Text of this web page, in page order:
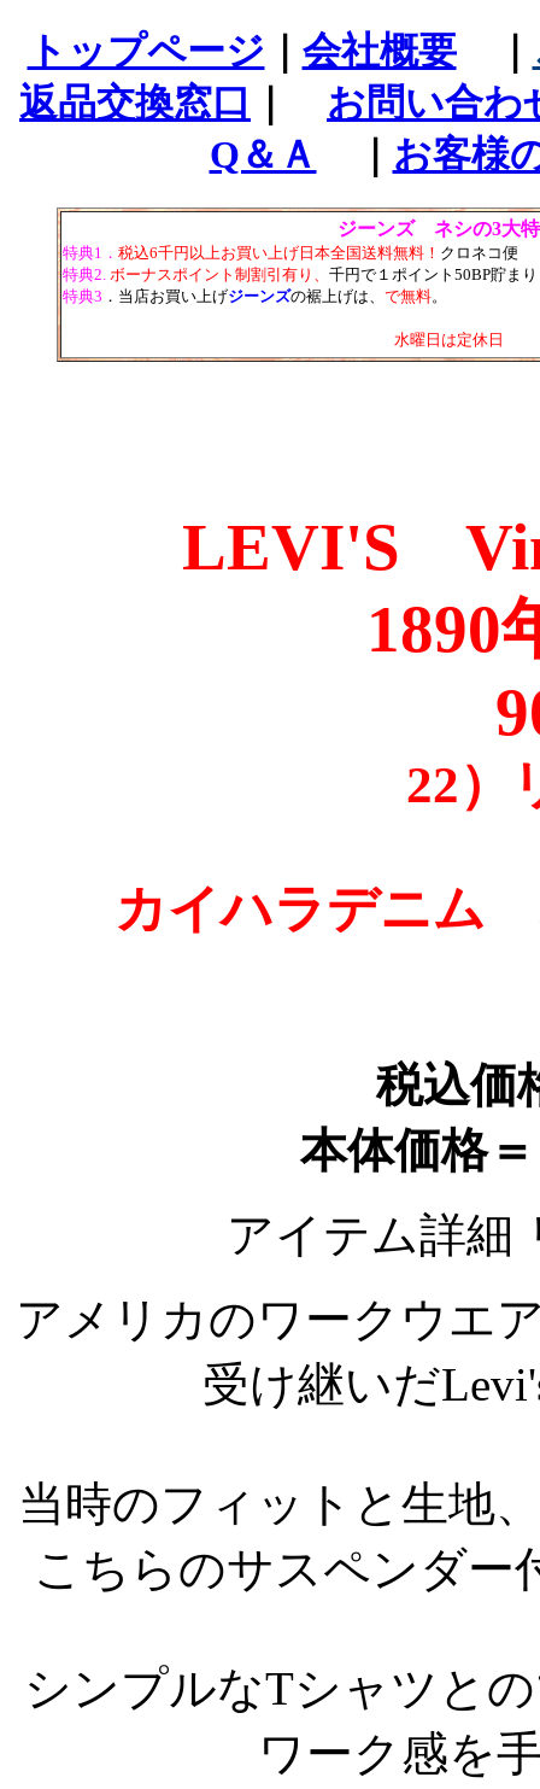
トップページ 会社概要｜
返品交換窓口
お問い合わ
Q＆Ａ
お客様
ジーンズ ネシの3大
特典1． 税込6千円以上お買い上げ日本全国送料無料！ クロネコ便
特典2. ボーナスポイント制割引有り、 千円で１ポイント50BP貯ま
特典3 ．当店お買い上げジーンズの裾上げは、 で無料。
水曜日は定休日
LEVI'S
22
カイハラデニム
税込価
本体価格
アイテム詳細
アメリカのワークウエ
受け継いだ
当時のフィットと生地
こちらのサスペンダー
シンプルなTシャツと
ワーク感を